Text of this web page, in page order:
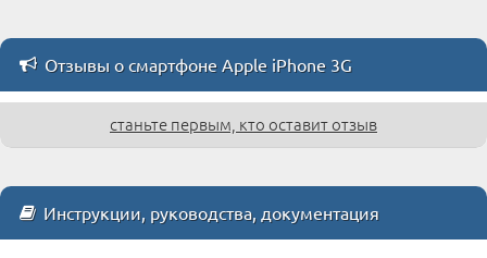
Отзывы о смартфоне Apple iPhone 3G
станьте первым, кто оставит отзыв
Инструкции, руководства, документация